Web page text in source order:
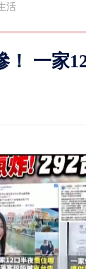
台中水電行清晨
【新聞一點靈】
活
一家